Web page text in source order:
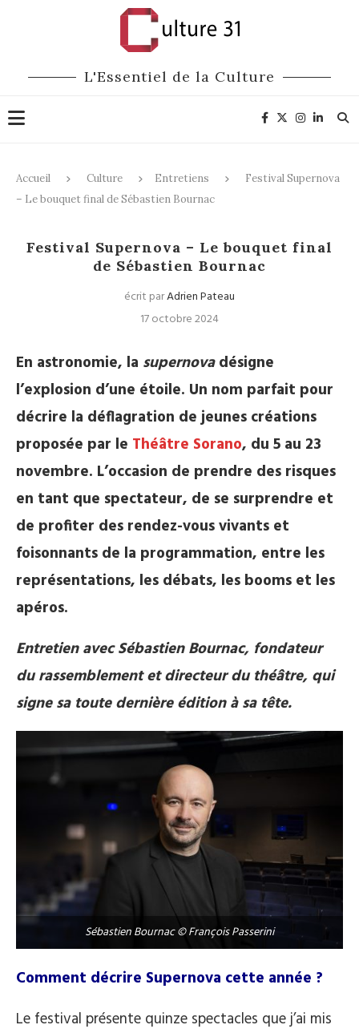
L'Essentiel de la Culture
Accueil Culture Entretiens
Festival Supernova
– Le bouquet final de Sébastien Bournac
Festival Supernova – Le bouquet final
de Sébastien Bournac
écrit parAdrien Pateau
17 octobre 2024
En astronomie, la supernovadésigne
l’explosion d’une étoile. Un nom parfait pour
décrire la déflagration de jeunes créations
proposée par le Théâtre Sorano, du 5 au 23
novembre. L’occasion de prendre des risques
en tant que spectateur, de se surprendre et
de profiter des rendez-vous vivants et
foisonnants de la programmation, entre les
représentations, les débats, les booms et les
apéros.
Entretien avec Sébastien Bournac, fondateur
du rassemblement et directeur du théâtre, qui
signe sa toute dernière édition à sa tête.
Sébastien Bournac © François Passerini
Comment décrire Supernova cette année ?
Le festival présente quinze spectacles que j’ai mis